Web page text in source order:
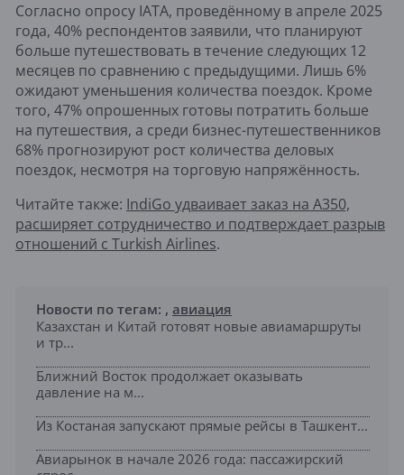
Согласно опросу IATA, проведённому в апреле 2025
года, 40% респондентов заявили, что планируют
больше путешествовать в течение следующих 12
месяцев по сравнению с предыдущими. Лишь 6%
ожидают уменьшения количества поездок. Кроме
того, 47% опрошенных готовы потратить больше
на путешествия, а среди бизнес-путешественников
68% прогнозируют рост количества деловых
поездок, несмотря на торговую напряжённость.
Читайте также: IndiGo удваивает заказ на A350,
расширяет сотрудничество и подтверждает разрыв
отношений с Turkish Airlines.
Новости по тегам: , авиация
Казахстан и Китай готовят новые авиамаршруты
и тр...
Ближний Восток продолжает оказывать
давление на м...
Из Костаная запускают прямые рейсы в Ташкент...
Авиарынок в начале 2026 года: пассажирский